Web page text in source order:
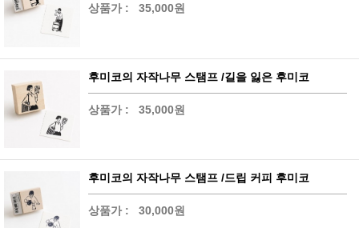
상품가 : 35,000원
후미코의 자작나무 스탬프 /길을 잃은 후미코
상품가 : 35,000원
후미코의 자작나무 스탬프 /드립 커피 후미코
상품가 : 30,000원